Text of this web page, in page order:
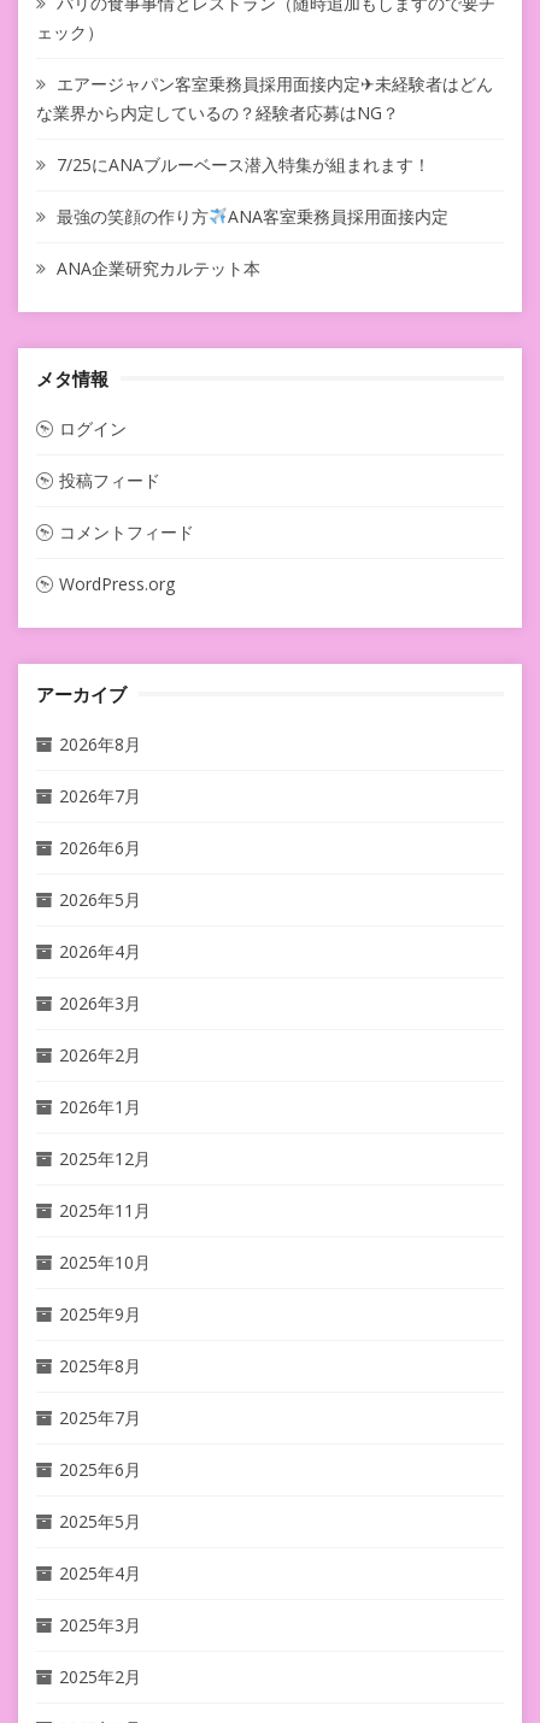
ェック）
エアージャパン客室乗務員採用面接内定✈未経験者はどん
な業界から内定しているの？経験者応募はNG？
7/25にANAブルーベース潜入特集が組まれます！
最強の笑顔の作り方 ANA客室乗務員採用面接内定
ANA企業研究カルテット本
メタ情報
ログイン
投稿フィード
コメントフィード
WordPress.org
アーカイブ
2026年8月
2026年7月
2026年6月
2026年5月
2026年4月
2026年3月
2026年2月
2026年1月
2025年12月
2025年11月
2025年10月
2025年9月
2025年8月
2025年7月
2025年6月
2025年5月
2025年4月
2025年3月
2025年2月